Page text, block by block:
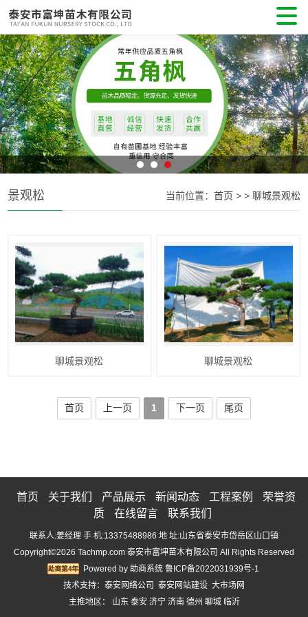
当前位置： 首页 > > 聊城景观松
景观松
聊城景观松 聊城景观松
首页 上一页 1 下一页 尾页
首页 关于我们 产品展示 新闻动态 工程案例
荣誉资
质
在线留言 联系我们
联系人:姜经理 手 机:13375488986 地 址:山东省泰安市岱岳区山口镇
Copyright©2026 Tachmp.com 泰安市富坤苗木有限公司 All Rights Reserved
Powered by 助商系统 鲁ICP备2022031939号-1
技术支持： 泰安网络公司 泰安网站建设 大市场网
主推地区：
山东 泰安 济宁 济南 德州 聊城 临沂